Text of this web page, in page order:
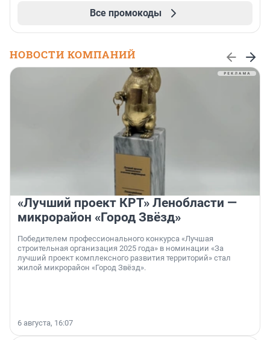
Все промокоды
НОВОСТИ КОМПАНИЙ
«Лучший проект КРТ» Ленобласти —
микрорайон «Город Звёзд»
Победителем профессионального конкурса «Лучшая
строительная организация 2025 года» в номинации «За
лучший проект комплексного развития территорий» стал
жилой микрорайон «Город Звёзд».
6 августа, 16:07